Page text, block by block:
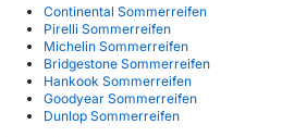
Continental Sommerreifen
Pirelli Sommerreifen
Michelin Sommerreifen
Bridgestone Sommerreifen
Hankook Sommerreifen
Goodyear Sommerreifen
Dunlop Sommerreifen